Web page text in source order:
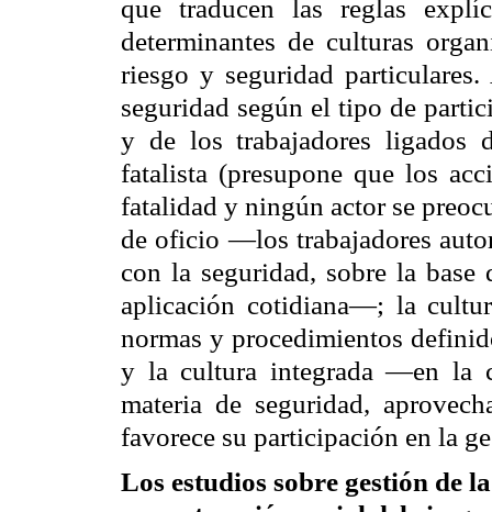
que traducen las reglas
determinantes de culturas
riesgo y seguridad
seguridad según el tipo de
y de los trabajadores ligados
fatalista (presupone que los
fatalidad y ningún actor se
de oficio —los trabajadores
con la seguridad, sobre la
aplicación cotidiana—; la
normas y procedimientos
y la cultura integrada —en la
materia de seguridad,
favorece su participación en la
Los estudios sobre gestión de